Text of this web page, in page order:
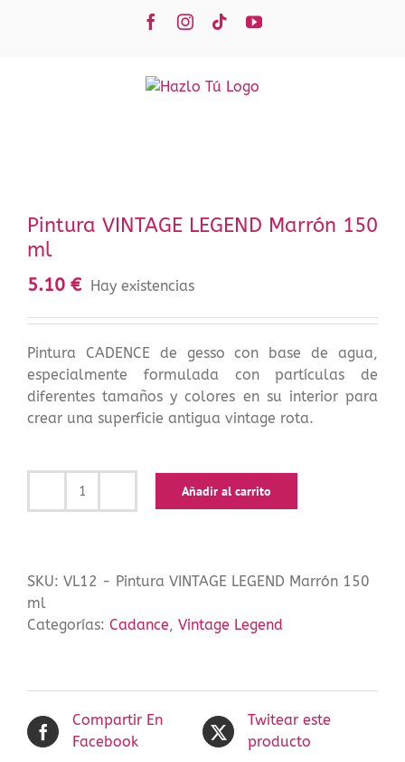
FacebookInstagram
TiktokYouTube
Pintura VINTAGE LEGEND Marrón 150
ml
5.10 € Hay existencias
Pintura CADENCE de gesso con base de agua,
especialmente formulada con partículas de
diferentes tamaños y colores en su interior para
crear una superficie antigua vintage rota.
Pintura
150
cantidad
Añadir al carrito
SKU: VL12 - Pintura VINTAGE LEGEND Marrón 150
ml
Categorías: Cadance, Vintage Legend
Compartir En
Facebook
Twitear este
producto